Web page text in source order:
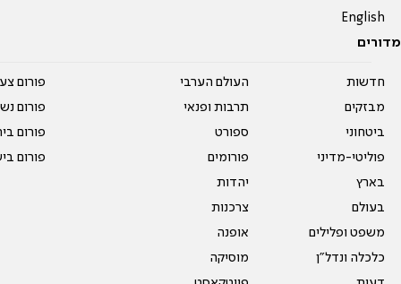
English
מדורים
חדשות
מבזקים
ביטחוני
פוליטי-מדיני
בארץ
בעולם
משפט ופלילים
כלכלה ונדל"ן
העולם הערבי
תרבות ופנאי
ספורט
פורומים
יהדות
צרכנות
אופנה
מוסיקה
פורום
פורום
פורום
פורום